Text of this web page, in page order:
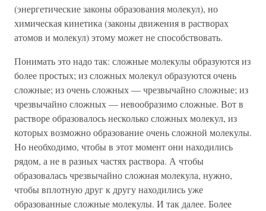
(энергетические законы образования молекул), но
химическая кинетика (законы движения в растворах
атомов и молекул) этому может не способствовать.
Понимать это надо так: сложные молекулы образуются из
более простых; из сложных молекул образуются очень
сложные; из очень сложных — чрезвычайно сложные; из
чрезвычайно сложных — невообразимо сложные. Вот в
растворе образовалось несколько сложных молекул, из
которых возможно образование очень сложной молекулы.
Но необходимо, чтобы в этот момент они находились
рядом, а не в разных частях раствора. А чтобы
образовалась чрезвычайно сложная молекула, нужно,
чтобы вплотную друг к другу находились уже
образованные сложные молекулы. И так далее. Более